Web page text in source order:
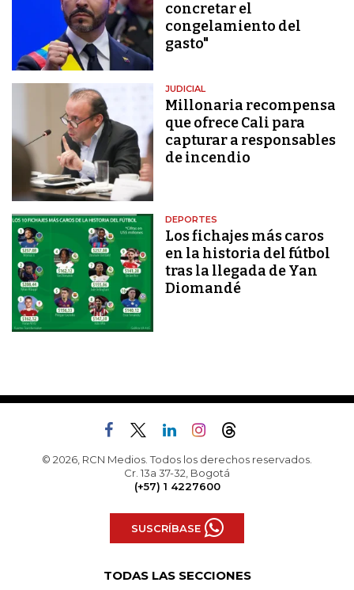
concretar el
congelamiento del
gasto"
JUDICIAL
Millonaria recompensa
que ofrece Cali para
capturar a responsables
de incendio
DEPORTES
Los fichajes más caros
en la historia del fútbol
tras la llegada de Yan
Diomandé
© 2026, RCN Medios. Todos los derechos reservados.
Cr. 13a 37-32, Bogotá
(+57) 1 4227600
SUSCRÍBASE
TODAS LAS SECCIONES